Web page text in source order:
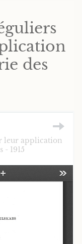
des
leur application
- 1915